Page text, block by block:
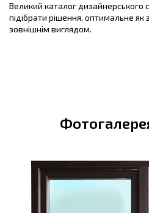
Великий каталог дизайнерського
підібрати рішення, оптимальне як
зовнішнім виглядом.